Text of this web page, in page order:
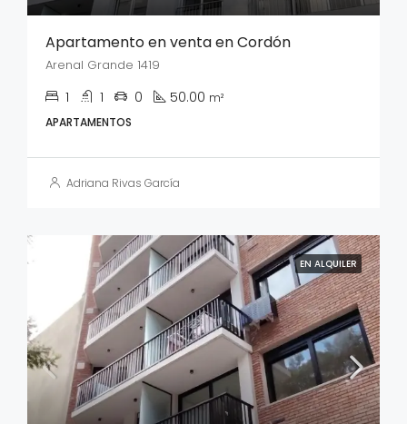
Apartamento en venta en Cordón
Arenal Grande 1419
1 1 0 50.00 m²
APARTAMENTOS
Adriana Rivas García
EN ALQUILER